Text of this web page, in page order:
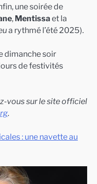
une soirée de
, Mentissaet la
a rythmé l’été 2025).
dimanche soir
de festivités
vous sur le site officiel
.
: une navette au